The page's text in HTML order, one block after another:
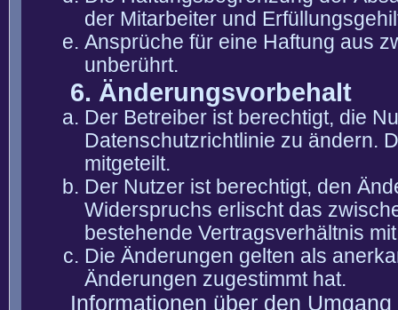
der Mitarbeiter und
Ansprüche für eine Haftung aus
unberührt.
6. Änderungsvorbehalt
Der Betreiber ist berechtigt, die
Datenschutzrichtlinie zu ändern.
mitgeteilt.
Der Nutzer ist berechtigt, den
Widerspruchs erlischt das
bestehende Vertragsverhältnis
Die Änderungen gelten als
Änderungen zugestimmt hat.
Informationen über den